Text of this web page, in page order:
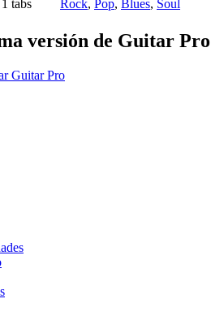
1 tabs Rock, Pop, Blues, Soul
versión de Guitar Pro
Guitar Pro